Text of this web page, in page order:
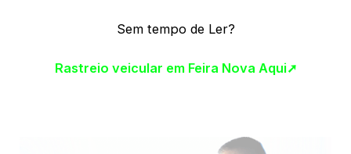
Sem tempo de Ler?
Rastreio veicular em Feira Nova Aqui➚